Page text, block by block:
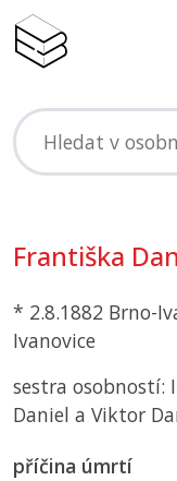
Františka
* 2.8.1882 Brno-
Ivanovice
sestra osobností:
Daniel a Viktor
příčina úmrtí